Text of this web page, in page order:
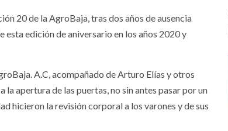
20 de la AgroBaja, tras dos años de ausencia
edición de aniversario en los años 2020 y
A.C, acompañado de Arturo Elías y otros
apertura de las puertas, no sin antes pasar por un
hicieron la revisión corporal a los varones y de sus